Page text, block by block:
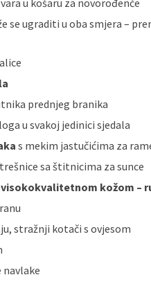
u košaru za novorođenče
se ugraditi u oba smjera –
prednjeg branika
u svakoj jedinici sjedala
s mekim jastučićima za
sa štitnicima za sunce
visokokvalitetnom kožom –
stražnji kotači s ovjesom
navlake